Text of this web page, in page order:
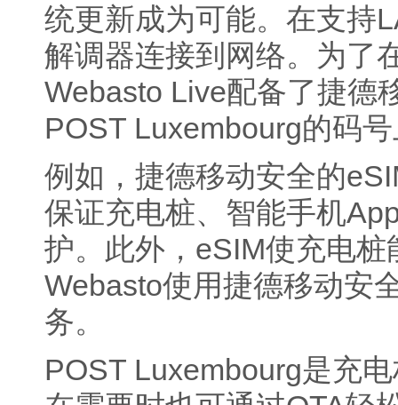
统更新成为可能。在支持
解调器连接到网络。为了
Webasto Live配备了捷德
POST Luxembourg的码
例如，捷德移动安全的
保证充电桩、智能手机
护。此外，eSIM使充电
Webasto使用捷德移动安
务。
POST Luxembourg是充